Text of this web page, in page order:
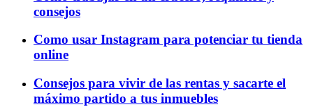
consejos
Como usar Instagram para potenciar tu tienda
online
Consejos para vivir de las rentas y sacarte el
máximo partido a tus inmuebles